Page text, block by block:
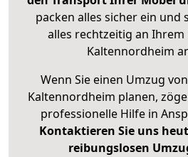
packen alles sicher ein und
alles rechtzeitig an
Kaltennordheim
Wenn Sie einen Umzug
Kaltennordheim planen,
professionelle Hilfe in
Kontaktieren Sie uns
reibungslosen